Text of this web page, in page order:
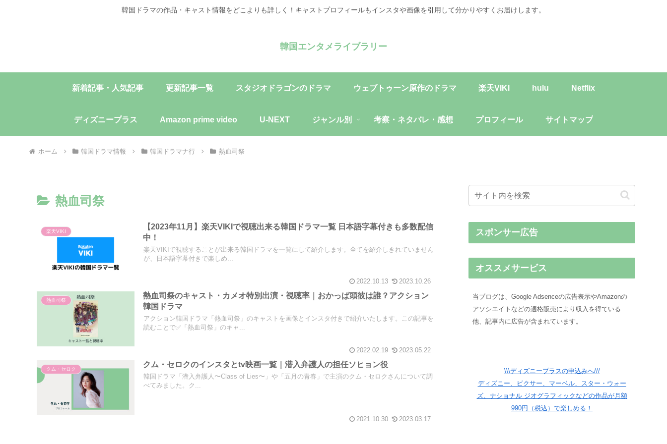
韓国ドラマの作品・キャスト情報をどこよりも詳しく！キャストプロフィールもインスタや画像を引用して分かりやすくお届けします。
韓国エンタメライブラリー
新着記事・人気記事 更新記事一覧 スタジオドラゴンのドラマ ウェブトゥーン原作のドラマ 楽天VIKI hulu Netflix
ディズニープラス Amazon prime video U-NEXT ジャンル別 考察・ネタバレ・感想 プロフィール サイトマップ
ホーム 韓国ドラマ情報 韓国ドラマナ行 熱血司祭
熱血司祭
楽天VIKI
【2023年11月】楽天VIKIで視聴出来る韓国ドラマ一覧 日本語字幕付きも多数配信
中！
楽天VIKIで視聴することが出来る韓国ドラマを一覧にして紹介します。全てを紹介しきれていません
が、日本語字幕付きで楽しめ...
2022.10.13 2023.10.26
熱血司祭
熱血司祭のキャスト・カメオ特別出演・視聴率｜おかっぱ頭彼は誰？アクション
韓国ドラマ
アクション韓国ドラマ「熱血司祭」のキャストを画像とインスタ付きで紹介いたします。この記事を
読むことで✅「熱血司祭」のキャ...
2022.02.19 2023.05.22
クム・セロク
クム・セロクのインスタとtv映画一覧｜潜入弁護人の担任ソヒョン役
韓国ドラマ「潜入弁護人〜Class of Lies〜」や「五月の青春」で主演のクム・セロクさんについて調
べてみました。ク...
2021.10.30 2023.03.17
スポンサー広告
オススメサービス
当ブログは、Google Adsenceの広告表示やAmazonの
アソシエイトなどの適格販売により収入を得ている
他、記事内に広告が含まれています。
\\\ディズニープラスの申込みへ///
ディズニー、ピクサー、マーベル、スター・ウォー
ズ、ナショナル ジオグラフィックなどの作品が月額
990円（税込）で楽しめる！